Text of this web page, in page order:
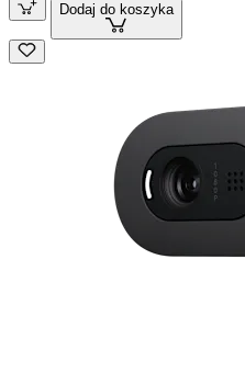
Dodaj do koszyka